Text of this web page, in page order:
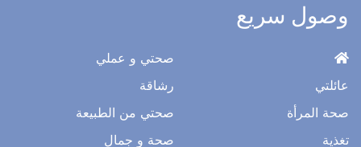
وصول سريع
عائلتي
صحة المرأة
تغذية
صحتي و عملي
رشاقة
صحتي من الطبيعة
صحة و جمال